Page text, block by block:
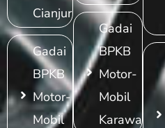
Cianjur
Gadai
BPKB
Motor-
Mobil
Gadai
BPKB
Motor-
Mobil
Karawang